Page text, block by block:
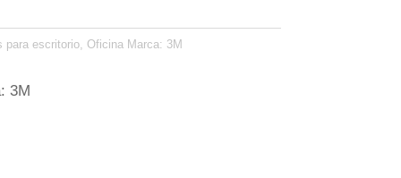
para escritorio, Oficina Marca: 3M
3M